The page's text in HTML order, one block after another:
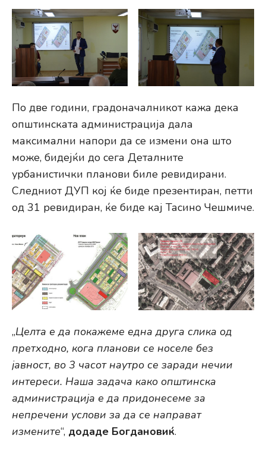
По две години, градоначалникот кажа дека
општинската администрација дала
максимални напори да се измени она што
може, бидејќи до сега Деталните
урбанистички планови биле ревидирани.
Следниот ДУП кој ќе биде презентиран, петти
од 31 ревидиран, ќе биде кај Тасино Чешмиче.
„Целта е да покажеме една друга слика од
претходно, кога планови се носеле без
јавност, во 3 часот наутро се заради нечии
интереси. Наша задача како општинска
администрација е да придонесеме за
непречени услови за да се направат
измените“, додаде Богдановиќ.